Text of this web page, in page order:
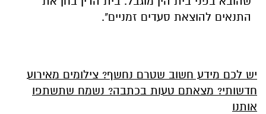
התנאים להוצאת סעדים זמניים".
יש לכם מידע חשוב שטרם נחשף? צילומים מאירוע
חדשותי? מצאתם טעות בכתבה? נשמח שתשתפו
אותנו